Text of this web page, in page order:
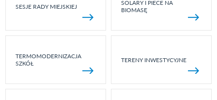
SESJE RADY MIEJSKIEJ
SOLARY I PIECE NA
BIOMASĘ
TERMOMODERNIZACJA
SZKÓŁ
TERENY INWESTYCYJNE